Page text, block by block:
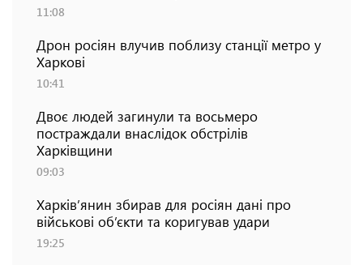
11:08
Дрон росіян влучив поблизу станції метро у
Харкові
10:41
Двоє людей загинули та восьмеро
постраждали внаслідок обстрілів
Харківщини
09:03
Харків’янин збирав для росіян дані про
військові об’єкти та коригував удари
19:25